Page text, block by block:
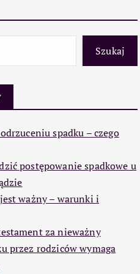
Szukaj
spadku – czego
postępowanie spadkowe u
ważny – warunki i
za nieważny
przez rodziców wymaga